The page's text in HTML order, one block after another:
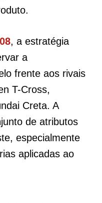
, a estratégia
a
frente aos rivais
T-Cross,
Creta. A
de atributos
especialmente
aplicadas ao